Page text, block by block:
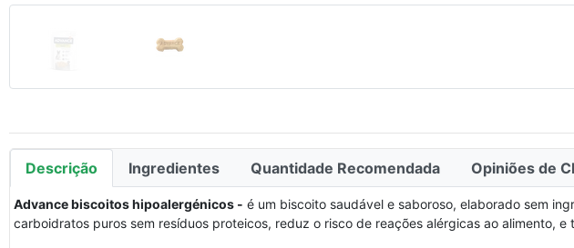
Descrição Ingredientes Quantidade Recomendada Opiniões de
Advance biscoitos hipoalergénicos - é um biscoito saudável e saboroso, elaborado sem
carboidratos puros sem resíduos proteicos, reduz o risco de reações alérgicas ao alimento,